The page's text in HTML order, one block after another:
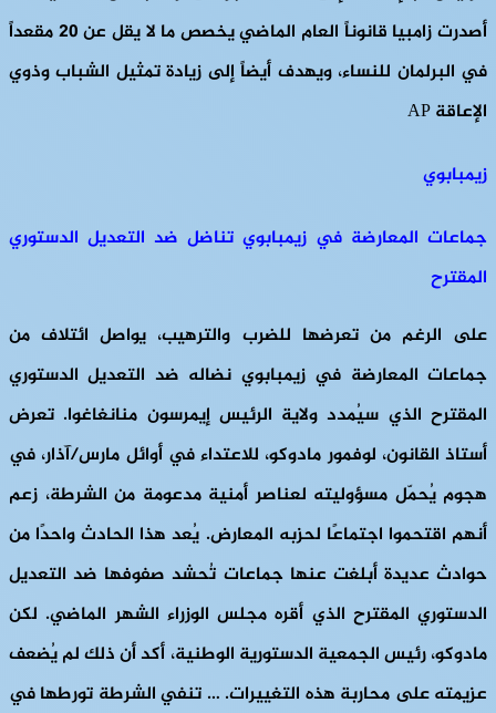
أصدرت زامبيا قانوناً العام الماضي يخصص ما لا يقل عن 20 مقعداً
في البرلمان للنساء، ويهدف أيضاً إلى زيادة تمثيل الشباب وذوي
الإعاقة AP
زيمبابوي
جماعات المعارضة في زيمبابوي تناضل ضد التعديل الدستوري
المقترح
على الرغم من تعرضها للضرب والترهيب، يواصل ائتلاف من
جماعات المعارضة في زيمبابوي نضاله ضد التعديل الدستوري
المقترح الذي سيُمدد ولاية الرئيس إيمرسون منانغاغوا. تعرض
أستاذ القانون، لوفمور مادوكو، للاعتداء في أوائل مارس/آذار، في
هجوم يُحمّل مسؤوليته لعناصر أمنية مدعومة من الشرطة، زعم
أنهم اقتحموا اجتماعًا لحزبه المعارض. يُعد هذا الحادث واحدًا من
حوادث عديدة أبلغت عنها جماعات تُحشد صفوفها ضد التعديل
الدستوري المقترح الذي أقره مجلس الوزراء الشهر الماضي. لكن
مادوكو، رئيس الجمعية الدستورية الوطنية، أكد أن ذلك لم يُضعف
عزيمته على محاربة هذه التغييرات. … تنفي الشرطة تورطها في